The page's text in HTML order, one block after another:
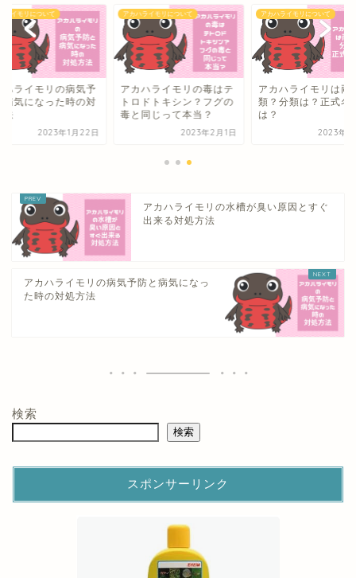
ライモリについて
ハライモリの病気予
病気になった時の対
法
2023年1月22日
アカハライモリについて
アカハライモリの毒はテ
トロドトキシン？フグの
毒と同じって本当？
2023年2月1日
アカハライモリについて
アカハライモリは両
類？分類は？正式名
は？
2023年2
アカハライモリの水槽が臭い原因とすぐ
出来る対処方法
アカハライモリの病気予防と病気になっ
た時の対処方法
検索
検索
スポンサーリンク